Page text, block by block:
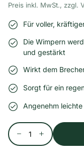
Preis inkl. MwSt., zzgl.
Für voller,
Die Wimpern
und gestärkt
Wirkt dem
Sorgt für ein
Angenehm
Menge